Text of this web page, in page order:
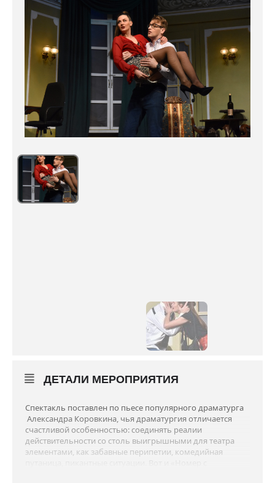
ДЕТАЛИ МЕРОПРИЯТИЯ
Спектакль поставлен по пьесе популярного драматурга
Александра Коровкина, чья драматургия отличается
счастливой особенностью: соединять реалии
действительности со столь выигрышными для театра
элементами, как забавные перипетии, комедийная